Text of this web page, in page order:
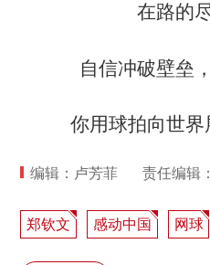
在路的
自信冲破壁垒
你用球拍向世
编辑：卢芳菲 责任编辑
郑钦文 感动中国 网球